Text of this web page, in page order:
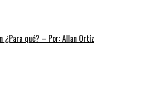
¿Para qué? – Por: Allan Ortíz